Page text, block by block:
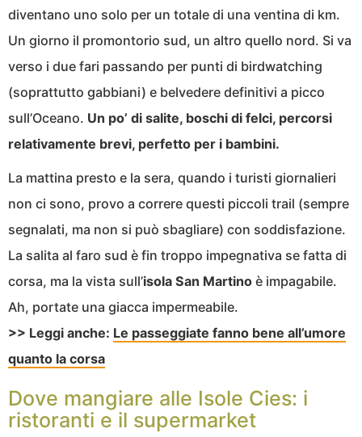
diventano uno solo per un totale di una ventina di km.
Un giorno il promontorio sud, un altro quello nord. Si va
verso i due fari passando per punti di birdwatching
(soprattutto gabbiani) e belvedere definitivi a picco
sull’Oceano. Un po’ di salite, boschi di felci, percorsi
relativamente brevi, perfetto per i bambini.
La mattina presto e la sera, quando i turisti giornalieri
non ci sono, provo a correre questi piccoli trail (sempre
segnalati, ma non si può sbagliare) con soddisfazione.
La salita al faro sud è fin troppo impegnativa se fatta di
corsa, ma la vista sull’isola San Martino è impagabile.
Ah, portate una giacca impermeabile.
>> Leggi anche: Le passeggiate fanno bene all’umore
quanto la corsa
Dove mangiare alle Isole Cies: i
ristoranti e il supermarket